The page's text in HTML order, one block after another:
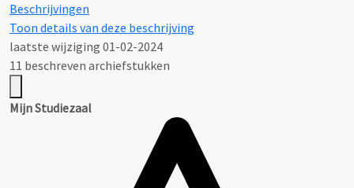
Beschrijvingen
Toon details van deze beschrijving
laatste wijziging 01-02-2024
11 beschreven archiefstukken
Mijn Studiezaal